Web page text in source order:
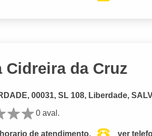
Cidreira da Cruz
00031, SL 108, Liberdade,
0 aval.
de atendimento. ver